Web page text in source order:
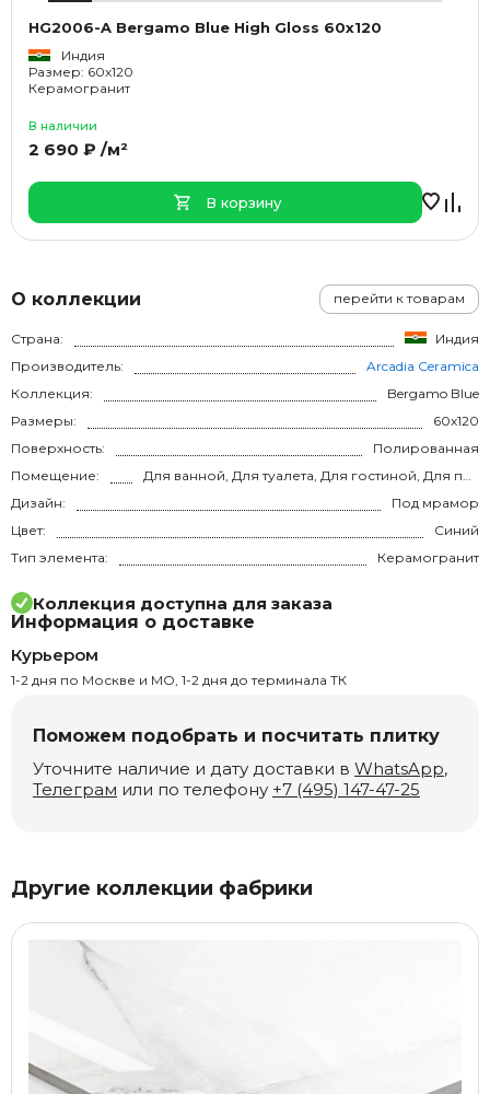
О коллекции перейти к товарам
Страна:
Индия
Производитель:
Arcadia Ceramica
Коллекция:
Bergamo Blue
Размеры:
60x120
Поверхность:
Полированная
Помещение:
Для ванной, Для туалета, Для гостиной, Для прихожей, Для кухни, Для спальни, на теплый пол
Дизайн:
Под мрамор
Цвет:
Синий
Тип элемента:
Керамогранит
Коллекция доступна для заказа
Информация о доставке
Курьером
1-2 дня по Москве и МО, 1-2 дня до терминала ТК
Поможем подобрать и посчитать плитку
Уточните наличие и дату доставки в WhatsApp,
Телеграм или по телефону +7 (495) 147-47-25
HG2006-A Bergamo Blue High Gloss 60x120
Индия
Размер: 60x120
Керамогранит
В наличии
2 690 ₽ /м²
В корзину
Другие коллекции фабрики